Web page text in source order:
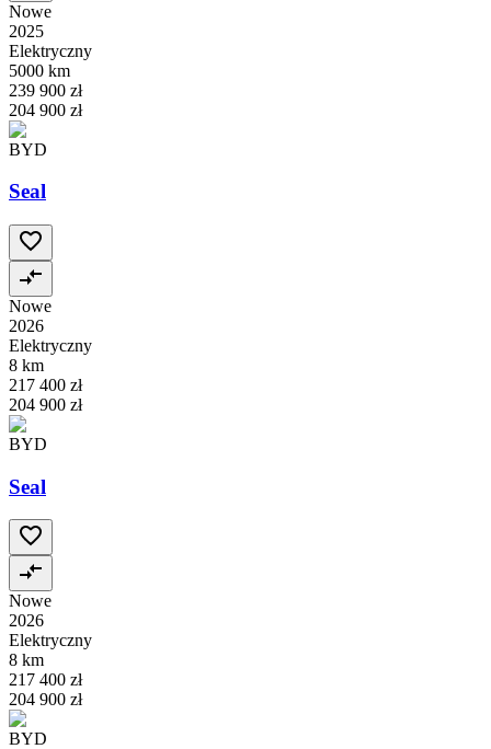
Nowe
2025
Elektryczny
5000 km
239 900 zł
204 900 zł
BYD
Seal
Nowe
2026
Elektryczny
8 km
217 400 zł
204 900 zł
BYD
Seal
Nowe
2026
Elektryczny
8 km
217 400 zł
204 900 zł
BYD